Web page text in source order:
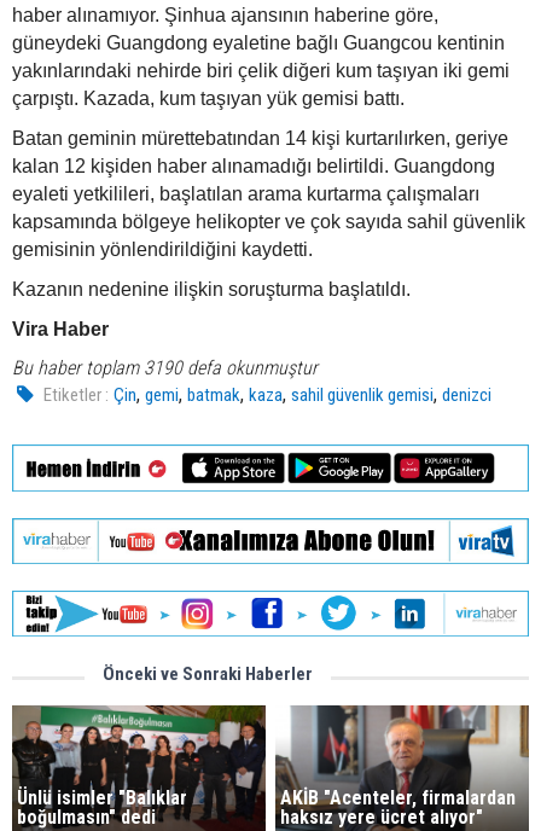
haber alınamıyor. Şinhua ajansının haberine göre,
güneydeki Guangdong eyaletine bağlı Guangcou kentinin
yakınlarındaki nehirde biri çelik diğeri kum taşıyan iki gemi
çarpıştı. Kazada, kum taşıyan yük gemisi battı.
Batan geminin mürettebatından 14 kişi kurtarılırken, geriye
kalan 12 kişiden haber alınamadığı belirtildi. Guangdong
eyaleti yetkilileri, başlatılan arama kurtarma çalışmaları
kapsamında bölgeye helikopter ve çok sayıda sahil güvenlik
gemisinin yönlendirildiğini kaydetti.
Kazanın nedenine ilişkin soruşturma başlatıldı.
Vira Haber
Bu haber toplam 3190 defa okunmuştur
Etiketler : Çin,gemi,batmak,kaza,sahil güvenlik gemisi,denizci
Önceki ve Sonraki Haberler
Ünlü isimler "Balıklar
boğulmasın" dedi
AKİB "Acenteler, firmalardan
haksız yere ücret alıyor"